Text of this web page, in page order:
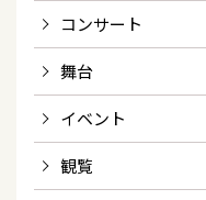
コンサート
舞台
イベント
観覧